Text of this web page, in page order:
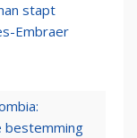
stapt
Embraer
bestemming